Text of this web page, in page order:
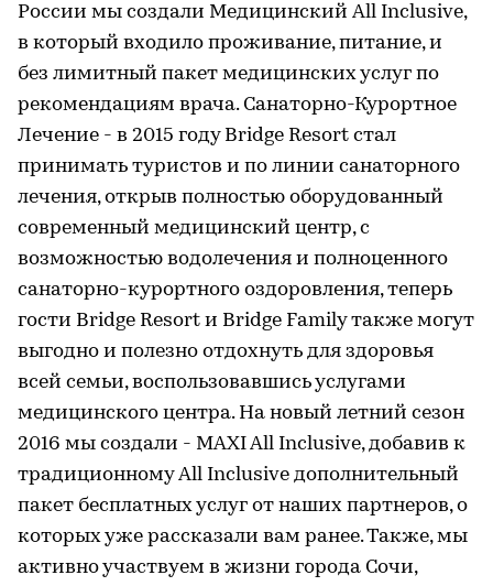
России мы создали Медицинский All Inclusive,
в который входило проживание, питание, и
без лимитный пакет медицинских услуг по
рекомендациям врача. Санаторно-Курортное
Лечение - в 2015 году Bridge Resort стал
принимать туристов и по линии санаторного
лечения, открыв полностью оборудованный
современный медицинский центр, с
возможностью водолечения и полноценного
санаторно-курортного оздоровления, теперь
гости Bridge Resort и Bridge Family также могут
выгодно и полезно отдохнуть для здоровья
всей семьи, воспользовавшись услугами
медицинского центра. На новый летний сезон
2016 мы создали - MAXI All Inclusive, добавив к
традиционному All Inclusive дополнительный
пакет бесплатных услуг от наших партнеров, о
которых уже рассказали вам ранее. Также, мы
активно участвуем в жизни города Сочи,